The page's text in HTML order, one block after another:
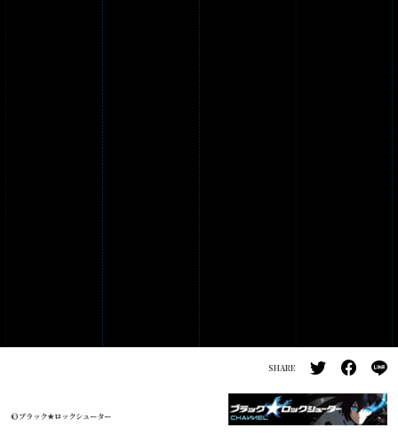
GAME
PRODUCTS
GALLERY
SHARE
©ブラック★ロックシューター